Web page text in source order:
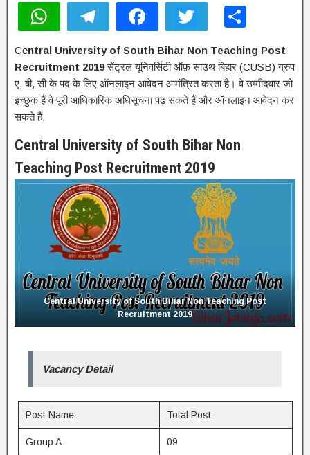
h
at
s
A
p
el
e
gr
a
a
c
e
b
o
k
wi
tt
er
ar
e
Central University of South Bihar Non Teaching Post
Recruitment 2019सेंट्रल यूनिवर्सिटी ऑफ़ साउथ बिहार (CUSB) ग्रुप
ए, बी, सी के पद के लिए ऑनलाइन आवेदन आमंत्रित करता है। वे उम्मीदवार जो
इच्छुक हैं वे पूरी आधिकारिक अधिसूचना पढ़ सकते हैं और ऑनलाइन आवेदन कर
सकते हैं.
Central University of South Bihar Non
Teaching Post Recruitment 2019
Central University of South Bihar Non Teaching Post
Recruitment 2019
Vacancy Detail
Post Name Total Post
Group A 09